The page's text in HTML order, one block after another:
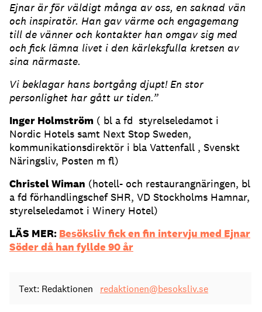
Ejnar är för väldigt många av oss, en saknad vän
och inspiratör. Han gav värme och engagemang
till de vänner och kontakter han omgav sig med
och fick lämna livet i den kärleksfulla kretsen av
sina närmaste.
Vi beklagar hans bortgång djupt! En stor
personlighet har gått ur tiden.”
Inger Holmström ( bl a fd styrelseledamot i
Nordic Hotels samt Next Stop Sweden,
kommunikationsdirektör i bla Vattenfall , Svenskt
Näringsliv, Posten m fl)
Christel Wiman (hotell- och restaurangnäringen, bl
a fd förhandlingschef SHR, VD Stockholms Hamnar,
styrelseledamot i Winery Hotel)
LÄS MER: Besöksliv fick en fin intervju med Ejnar
Söder då han fyllde 90 år
Text: Redaktionen redaktionen@besoksliv.se